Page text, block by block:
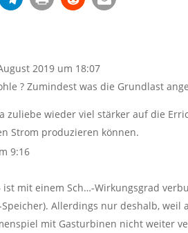
2019 um 18:07
? Zumindest was die Grundlast
zuliebe wieder viel stärker auf die
Strom produzieren können.
9:16
ist mit einem Sch…-Wirkungsgrad
Allerdings nur deshalb, weil
mit Gasturbinen nicht weiter